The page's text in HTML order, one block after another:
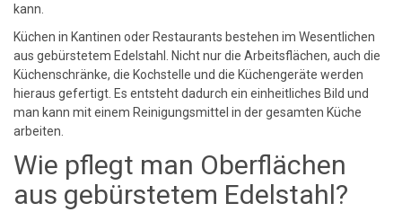
kann.
Küchen in Kantinen oder Restaurants bestehen im Wesentlichen
aus gebürstetem Edelstahl. Nicht nur die Arbeitsflächen, auch die
Küchenschränke, die Kochstelle und die Küchengeräte werden
hieraus gefertigt. Es entsteht dadurch ein einheitliches Bild und
man kann mit einem Reinigungsmittel in der gesamten Küche
arbeiten.
Wie pflegt man Oberflächen
aus gebürstetem Edelstahl?